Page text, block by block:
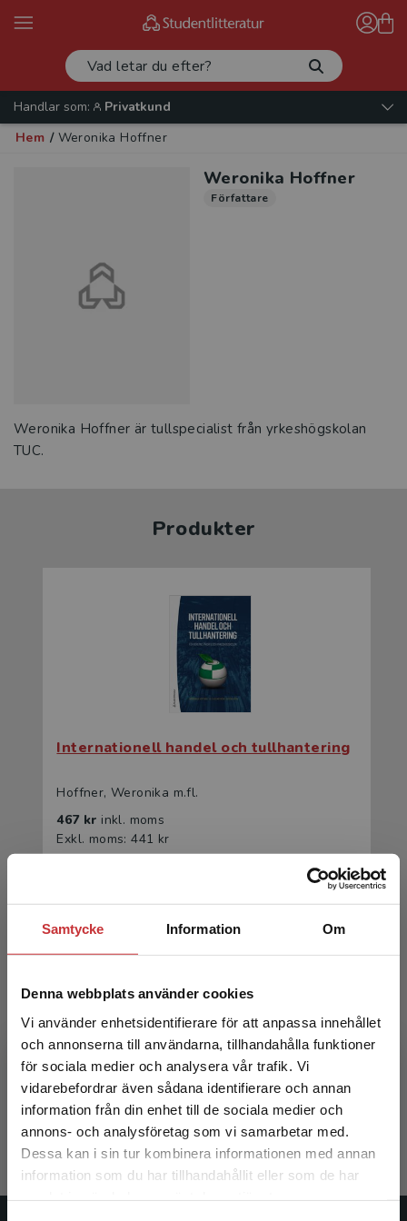
Samtycke Information Om
Denna webbplats använder cookies
Vi använder enhetsidentifierare för att anpassa innehållet
och annonserna till användarna, tillhandahålla funktioner
för sociala medier och analysera vår trafik. Vi
vidarebefordrar även sådana identifierare och annan
information från din enhet till de sociala medier och
annons- och analysföretag som vi samarbetar med.
Dessa kan i sin tur kombinera informationen med annan
information som du har tillhandahållit eller som de har
Begränsad fraktregion
Det verkar som att du besöker
studentlitteratur.se via en enhet utanför Sverige.
Handlar som:
Privatkund
Hem / Weronika Hoffner
Weronika Hoffner
Författare
Weronika Hoffner är tullspecialist från yrkeshögskolan
TUC.
Produkter
Internationell handel och tullhantering
Hoffner, Weronika m.fl.
467 kr inkl. moms
Exkl. moms: 441 kr
Internationell handel och tullhantering
Hoffner, Weronika m.fl.
293 krinkl. moms
Exkl. moms: 276 kr